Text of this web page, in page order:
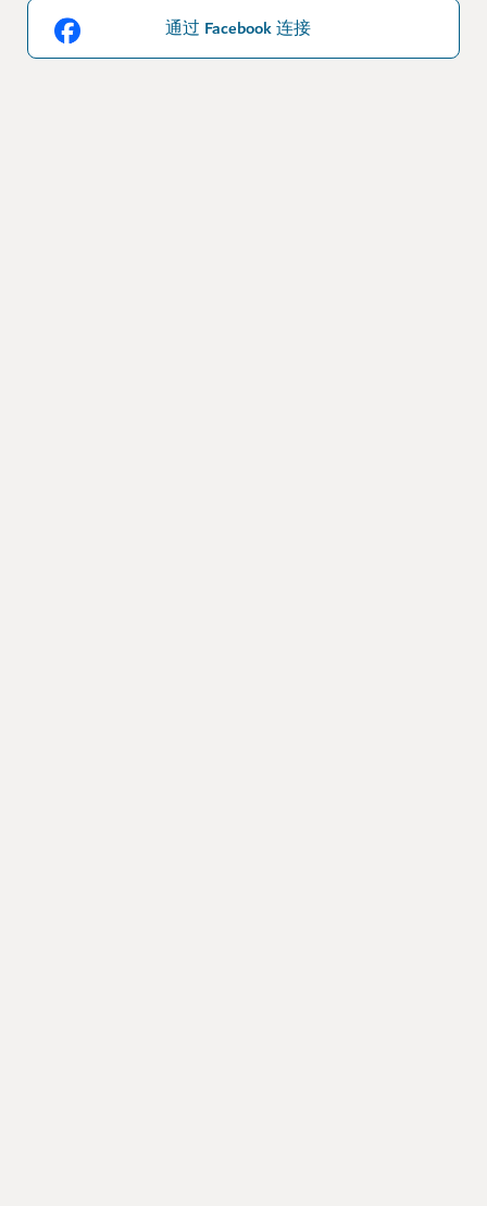
通过 Facebook 连接